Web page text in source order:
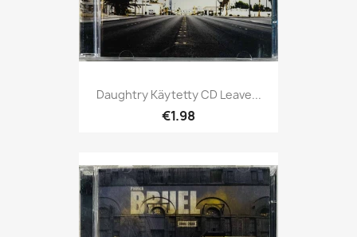
Daughtry Käytetty CD Leave...
€1.98